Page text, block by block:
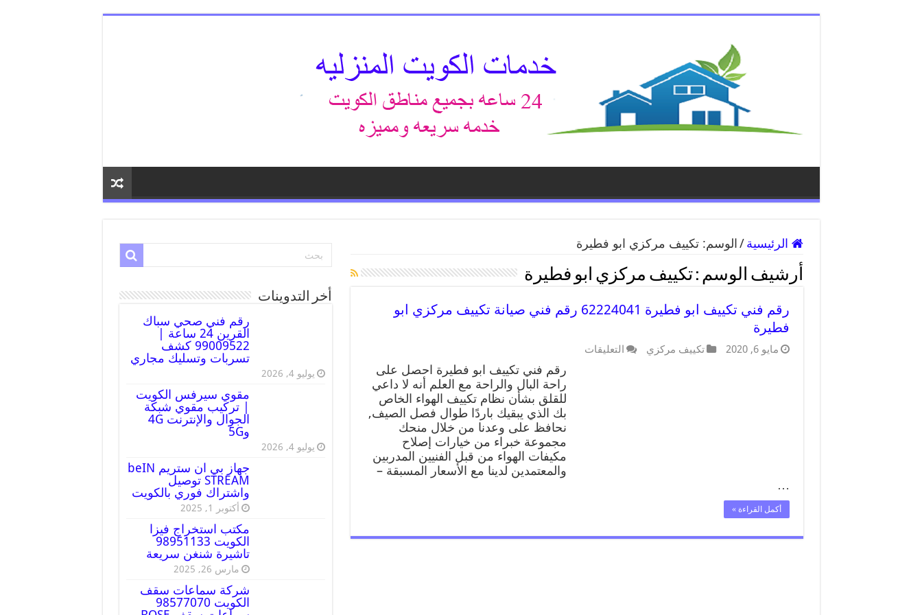
الرئيسية / الوسم:تكييف مركزي ابو فطيرة
أرشيف الوسم :تكييف مركزي ابو فطيرة
رقم فني تكييف ابو فطيرة 62224041 رقم فني صيانة تكييف مركزي ابو
فطيرة
مايو 6, 2020 تكييف مركزي التعليقات
رقم فني تكييف ابو فطيرة احصل على
راحة البال والراحة مع العلم أنه لا داعي
للقلق بشأن نظام تكييف الهواء الخاص
بك الذي يبقيك باردًا طوال فصل الصيف,
نحافظ على وعدنا من خلال منحك
مجموعة خبراء من خيارات إصلاح
مكيفات الهواء من قبل الفنيين المدربين
والمعتمدين لدينا مع الأسعار المسبقة –
…
أكمل القراءة »
أخر التدوينات
رقم فني صحي سباك
القرين 24 ساعة |
99009522 كشف
تسربات وتسليك مجاري
يوليو 4, 2026
مقوي سيرفس الكويت
| تركيب مقوي شبكة
الجوال والإنترنت 4G
و5G
يوليو 4, 2026
جهاز بي ان ستريم beIN
STREAM توصيل
واشتراك فوري بالكويت
أكتوبر 1, 2025
مكتب استخراج فيزا
الكويت 98951133
تاشيرة شنغن سريعة
مارس 26, 2025
شركة سماعات سقف
الكويت 98577070